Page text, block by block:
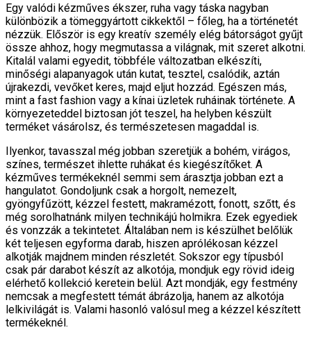
Egy valódi kézműves ékszer, ruha vagy táska nagyban
különbözik a tömeggyártott cikkektől – főleg, ha a történetét
nézzük. Először is egy kreatív személy elég bátorságot gyűjt
össze ahhoz, hogy megmutassa a világnak, mit szeret alkotni.
Kitalál valami egyedit, többféle változatban elkészíti,
minőségi alapanyagok után kutat, tesztel, csalódik, aztán
újrakezdi, vevőket keres, majd eljut hozzád. Egészen más,
mint a fast fashion vagy a kínai üzletek ruháinak története. A
környezeteddel biztosan jót teszel, ha helyben készült
terméket vásárolsz, és természetesen magaddal is.
Ilyenkor, tavasszal még jobban szeretjük a bohém, virágos,
színes, természet ihlette ruhákat és kiegészítőket. A
kézműves termékeknél semmi sem árasztja jobban ezt a
hangulatot. Gondoljunk csak a horgolt, nemezelt,
gyöngyfűzött, kézzel festett, makramézott, fonott, szőtt, és
még sorolhatnánk milyen technikájú holmikra. Ezek egyediek
és vonzzák a tekintetet. Általában nem is készülhet belőlük
két teljesen egyforma darab, hiszen aprólékosan kézzel
alkotják majdnem minden részletét. Sokszor egy típusból
csak pár darabot készít az alkotója, mondjuk egy rövid ideig
elérhető kollekció keretein belül. Azt mondják, egy festmény
nemcsak a megfestett témát ábrázolja, hanem az alkotója
lelkivilágát is. Valami hasonló valósul meg a kézzel készített
termékeknél.